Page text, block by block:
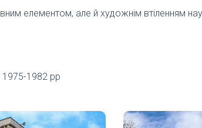
елементом, але й художнім втіленням
1975-1982 рр